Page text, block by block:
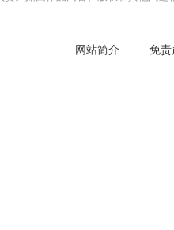
网站简介 免责